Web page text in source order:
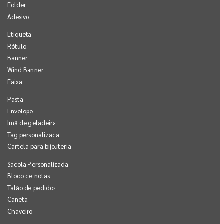
Folder
Adesivo
Etiqueta
Rótulo
Banner
Wind Banner
Faixa
Pasta
Envelope
Imã de geladeira
Tag personalizada
Cartela para bijouteria
Sacola Personalizada
Bloco de notas
Talão de pedidos
Caneta
Chaveiro